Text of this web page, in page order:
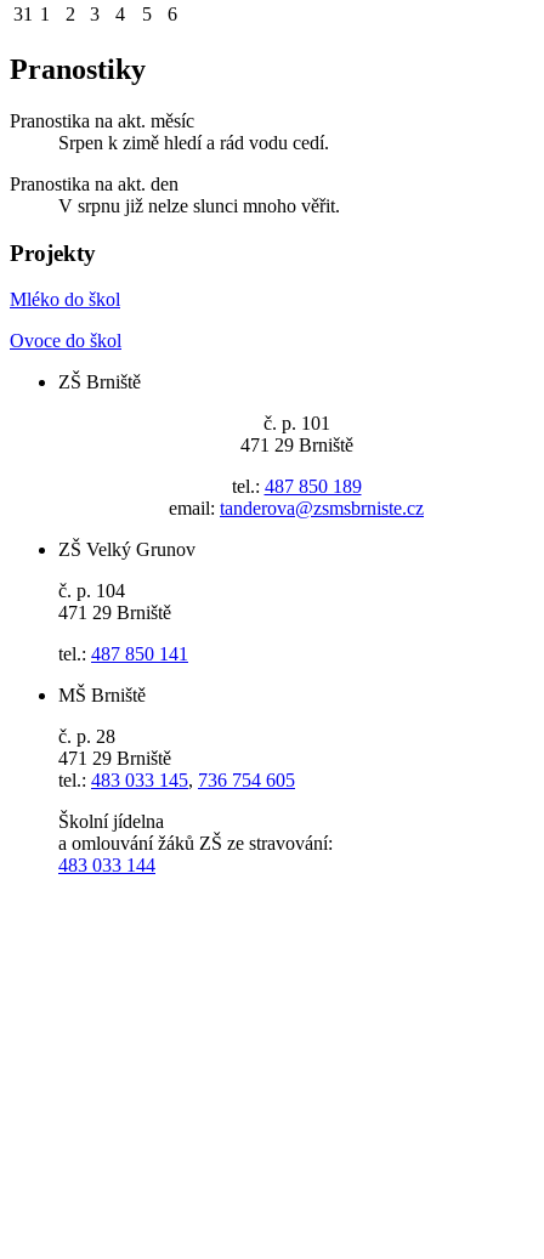
31 1 2 3 4 5 6
Pranostiky
Pranostika na akt. měsíc
Srpen k zimě hledí a rád vodu cedí.
Pranostika na akt. den
V srpnu již nelze slunci mnoho věřit.
Projekty
Mléko do škol
Ovoce do škol
ZŠ Brniště
č. p. 101
471 29 Brniště
tel.: 487 850 189
email: tanderova@zsmsbrniste.cz
ZŠ Velký Grunov
č. p. 104
471 29 Brniště
tel.: 487 850 141
MŠ Brniště
č. p. 28
471 29 Brniště
tel.: 483 033 145, 736 754 605
Školní jídelna
a omlouvání žáků ZŠ ze stravování:
483 033 144